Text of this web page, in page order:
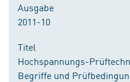
Ausgabe
2011-10
Titel
Hochspannungs-
Begriffe und